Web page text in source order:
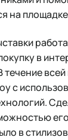
на
в
с
в